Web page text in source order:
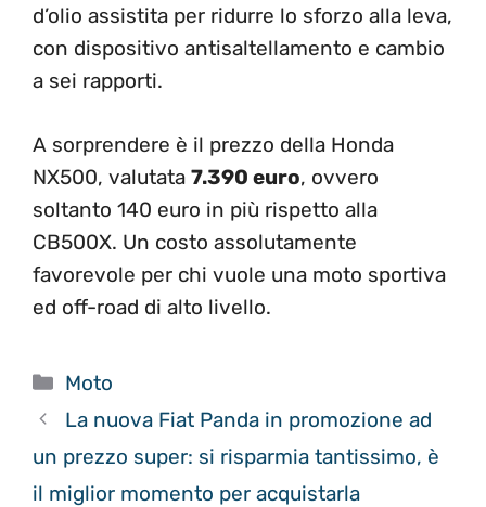
d’olio assistita per ridurre lo sforzo alla leva,
con dispositivo antisaltellamento e cambio
a sei rapporti.
A sorprendere è il prezzo della Honda
NX500, valutata 7.390 euro, ovvero
soltanto 140 euro in più rispetto alla
CB500X. Un costo assolutamente
favorevole per chi vuole una moto sportiva
ed off-road di alto livello.
Categorie
Moto
La nuova Fiat Panda in promozione ad
un prezzo super: si risparmia tantissimo, è
il miglior momento per acquistarla